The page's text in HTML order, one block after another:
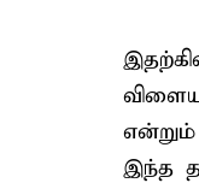
இந்த